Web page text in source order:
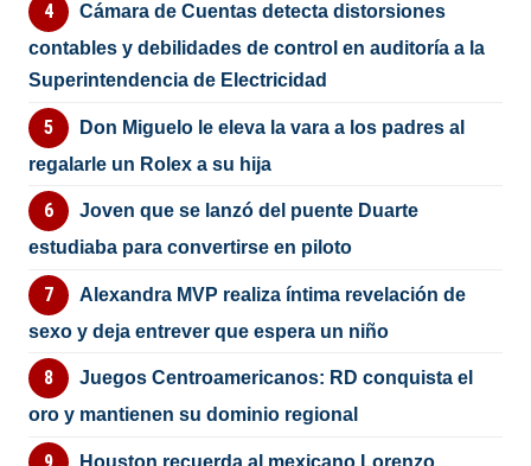
Cámara de Cuentas detecta distorsiones
contables y debilidades de control en auditoría a la
Superintendencia de Electricidad
Don Miguelo le eleva la vara a los padres al
regalarle un Rolex a su hija
Joven que se lanzó del puente Duarte
estudiaba para convertirse en piloto
Alexandra MVP realiza íntima revelación de
sexo y deja entrever que espera un niño
Juegos Centroamericanos: RD conquista el
oro y mantienen su dominio regional
Houston recuerda al mexicano Lorenzo